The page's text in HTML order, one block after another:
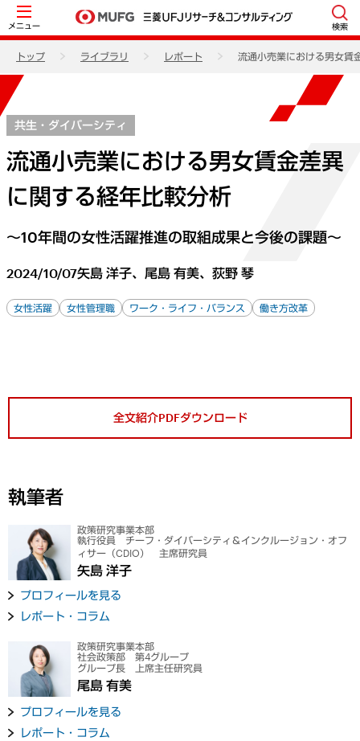
メニュー 検索
トップ ライブラリ レポート 流通小売業における男女賃
共生・ダイバーシティ
流通小売業における男女賃金差異
に関する経年比較分析
～10年間の女性活躍推進の取組成果と今後の課題～
2024/10/07矢島 洋子、尾島 有美、荻野 琴
女性活躍 女性管理職 ワーク・ライフ・バランス 働き方改革
全文紹介PDFダウンロード
執筆者
政策研究事業本部
執行役員 チーフ・ダイバーシティ＆インクルージョン・オフ
ィサー（CDIO） 主席研究員
矢島 洋子
プロフィールを見る
レポート・コラム
政策研究事業本部
社会政策部 第4グループ
グループ長 上席主任研究員
尾島 有美
プロフィールを見る
レポート・コラム